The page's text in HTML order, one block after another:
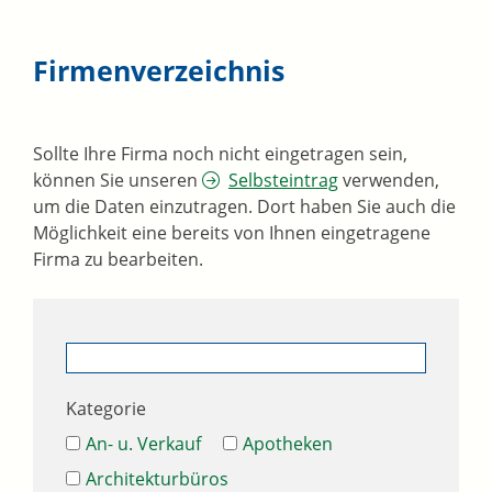
Firmenverzeichnis
Sollte Ihre Firma noch nicht eingetragen sein,
können Sie unseren
Selbsteintragverwenden,
um die Daten einzutragen. Dort haben Sie auch die
Möglichkeit eine bereits von Ihnen eingetragene
Firma zu bearbeiten.
Kategorie
An- u. Verkauf
Apotheken
Architekturbüros